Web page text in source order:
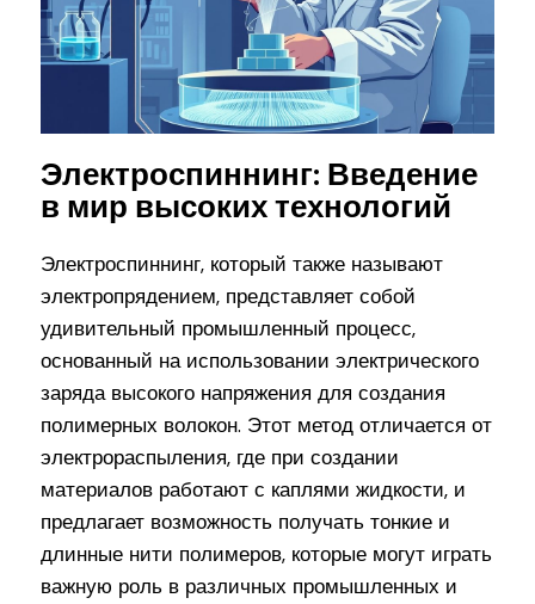
Электроспиннинг: Введение
в мир высоких технологий
Электроспиннинг, который также называют
электропрядением, представляет собой
удивительный промышленный процесс,
основанный на использовании электрического
заряда высокого напряжения для создания
полимерных волокон. Этот метод отличается от
электрораспыления, где при создании
материалов работают с каплями жидкости, и
предлагает возможность получать тонкие и
длинные нити полимеров, которые могут играть
важную роль в различных промышленных и